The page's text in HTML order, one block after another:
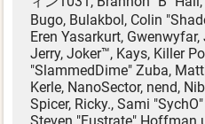
Bugo, Bulakbol, Colin
Eren Yasarkurt,
Jerry, Joker™, Kays, Killer
"SlammedDime" Zuba,
Kerle, NanoSector, nend,
Spicer, Ricky., Sami
Steven "Fustrate" Hoffman